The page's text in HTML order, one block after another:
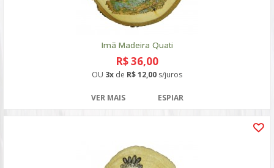
Imã Madeira Quati
R$ 36,00
OU 3x de R$ 12,00 s/juros
VER MAIS ESPIAR